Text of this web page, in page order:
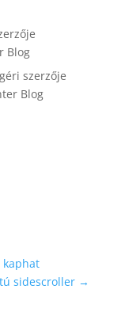
Blog
szerzője
Blog
kaphat
sidescroller →